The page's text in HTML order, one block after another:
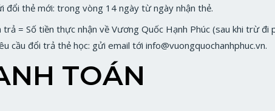
đổi thẻ mới: trong vòng 14 ngày từ ngày nhận thẻ.
trả = Số tiền thực nhận về Vương Quốc Hạnh Phúc (sau khi trừ đi
cầu đổi trả thẻ học: gửi email tới info@vuongquochanhphuc.vn.
TOÁN